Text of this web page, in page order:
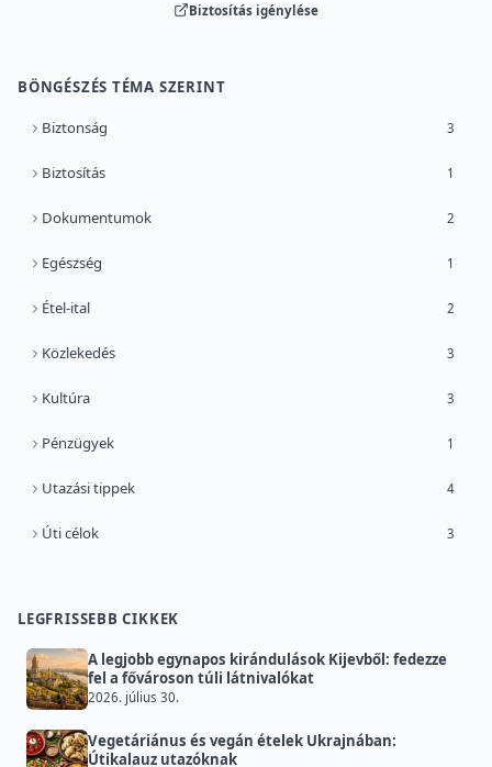
Biztosítás igénylése
BÖNGÉSZÉS TÉMA SZERINT
Biztonság 3
Biztosítás 1
Dokumentumok 2
Egészség 1
Étel-ital 2
Közlekedés 3
Kultúra 3
Pénzügyek 1
Utazási tippek 4
Úti célok 3
LEGFRISSEBB CIKKEK
A legjobb egynapos kirándulások Kijevből: fedezze
fel a fővároson túli látnivalókat
2026. július 30.
Vegetáriánus és vegán ételek Ukrajnában:
Útikalauz utazóknak